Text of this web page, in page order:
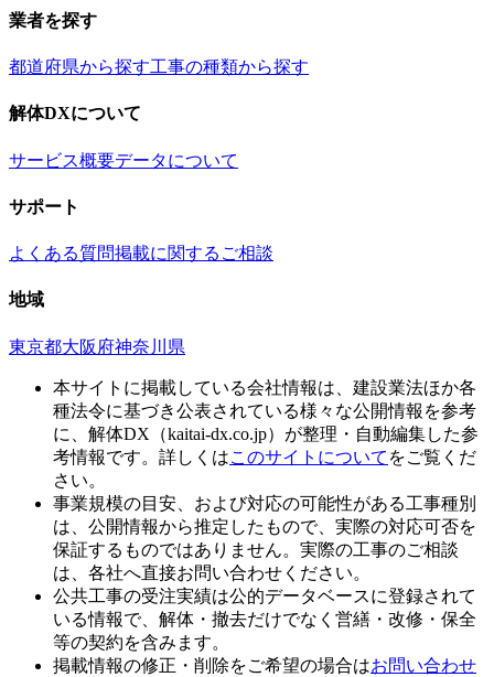
業者を探す
都道府県から探す工事の種類から探す
解体DXについて
サービス概要データについて
サポート
よくある質問掲載に関するご相談
地域
東京都大阪府神奈川県
本サイトに掲載している会社情報は、建設業法ほか各
種法令に基づき公表されている様々な公開情報を参考
に、解体DX（kaitai-dx.co.jp）が整理・自動編集した参
考情報です。詳しくはこのサイトについて をご覧くだ
さい。
事業規模の目安、および対応の可能性がある工事種別
は、公開情報から推定したもので、実際の対応可否を
保証するものではありません。実際の工事のご相談
は、各社へ直接お問い合わせください。
公共工事の受注実績は公的データベースに登録されて
いる情報で、解体・撤去だけでなく営繕・改修・保全
等の契約を含みます。
掲載情報の修正・削除をご希望の場合はお問い合わせ